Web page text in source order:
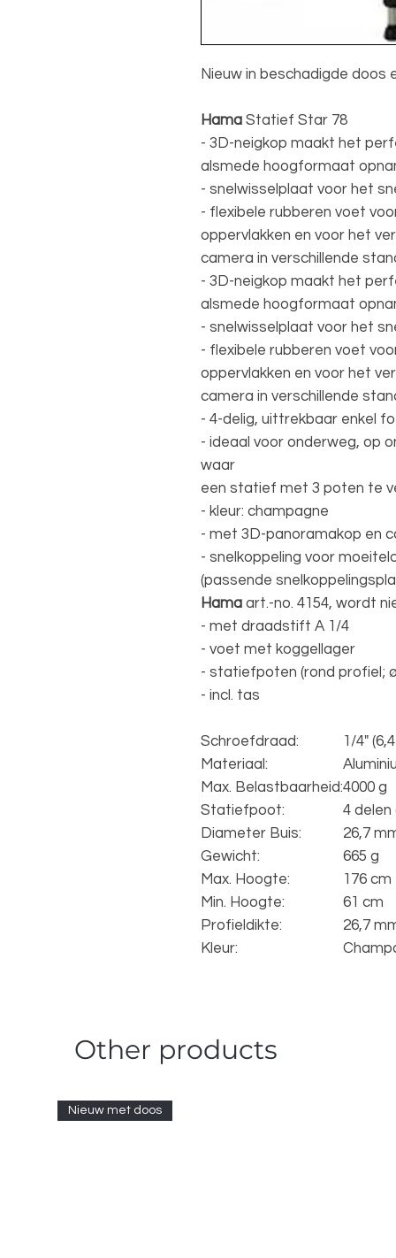
Nieuw in beschadigde doos
Hama Statief Star 78
- 3D-neigkop maakt het
alsmede hoogformaat
- snelwisselplaat voor het
- flexibele rubberen voet
oppervlakken en voor het
camera in verschillende
- 3D-neigkop maakt het
alsmede hoogformaat
- snelwisselplaat voor het
- flexibele rubberen voet
oppervlakken en voor het
camera in verschillende
- 4-delig, uittrekbaar enkel
- ideaal voor onderweg, op
waar
een statief met 3 poten te
- kleur: champagne
- met 3D-panoramakop en
- snelkoppeling voor
(passende
Hama art.-no. 4154, wordt
- met draadstift A 1/4
- voet met koggellager
- statiefpoten (rond profiel;
- incl. tas
Schroefdraad:
1/4"
Materiaal:
Max. Belastbaarheid:4000 g
Statiefpoot:
4 delen
Diameter Buis:
26,7
Gewicht:
665 g
Max. Hoogte:
176 cm
Min. Hoogte:
61 cm
Profieldikte:
26,7
Kleur:
Other products
Nieuw met doos